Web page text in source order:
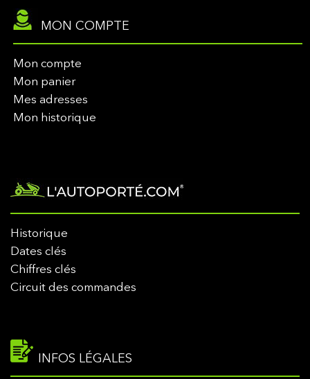
MON COMPTE
Mon compte
Mon panier
Mes adresses
Mon historique
Historique
Dates clés
Chiffres clés
Circuit des commandes
INFOS LÉGALES